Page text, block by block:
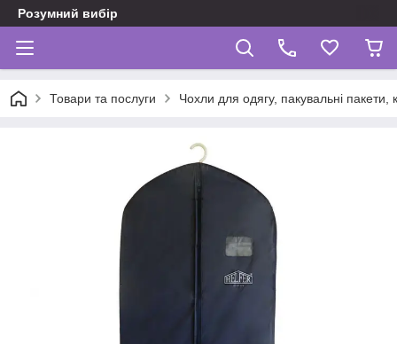
Розумний вибір
Товари та послуги Чохли для одягу, пакувальні пакети,